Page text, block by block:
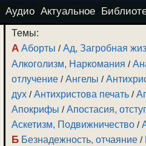
Аудио Актуальное
Темы:
А Аборты /Ад, Загробная
Алкоголизм, Наркомания /
отлучение /Ангелы /
дух /Антихристова печать /
Апокрифы /Апостасия,
Аскетизм, Подвижничество /
Б Безнадежность, отчаяние /